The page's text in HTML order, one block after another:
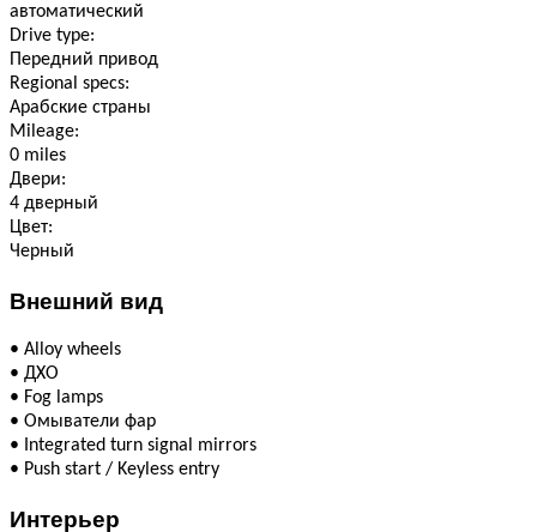
автоматический
Drive type:
Передний привод
Regional specs:
Арабские страны
Mileage:
0 miles
Двери:
4 дверный
Цвет:
Черный
Внешний вид
• Alloy wheels
• ДХО
• Fog lamps
• Омыватели фар
•
Integrated turn signal mirrors
• Push start / Keyless entry
Интерьер